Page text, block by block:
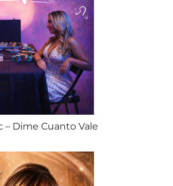
– Dime Cuanto Vale